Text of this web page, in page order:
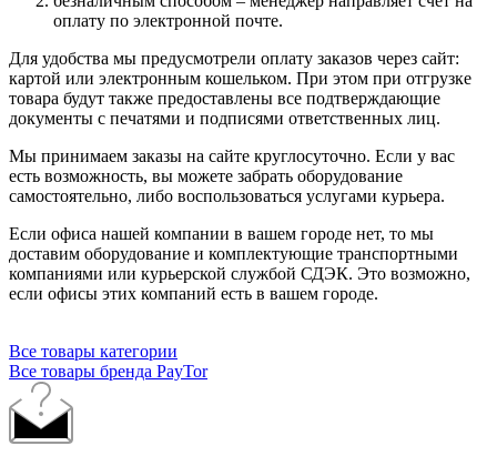
оплату по электронной почте.
Для удобства мы предусмотрели оплату заказов через сайт:
картой или электронным кошельком. При этом при отгрузке
товара будут также предоставлены все подтверждающие
документы с печатями и подписями ответственных лиц.
Мы принимаем заказы на сайте круглосуточно. Если у вас
есть возможность, вы можете забрать оборудование
самостоятельно, либо воспользоваться услугами курьера.
Если офиса нашей компании в вашем городе нет, то мы
доставим оборудование и комплектующие транспортными
компаниями или курьерской службой СДЭК. Это возможно,
если офисы этих компаний есть в вашем городе.
Все товары категории
Все товары бренда PayTor